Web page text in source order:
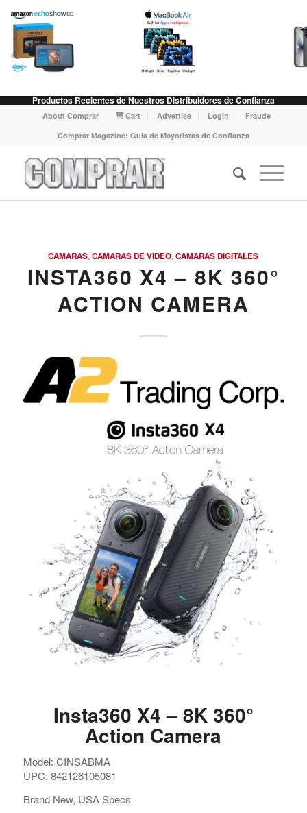
Productos Recientes de Nuestros Distribuidores de Confianza
About Comprar Cart Advertise Login
Fraude
Comprar Magazine: Guia de Mayoristas de Confianza
CAMARAS,CAMARAS DE VIDEO,CAMARAS DIGITALES
INSTA360 X4 – 8K 360°
ACTION CAMERA
Insta360 X4 – 8K 360°
Action Camera
Model: CINSABMA
UPC: 842126105081
Brand New, USA Specs